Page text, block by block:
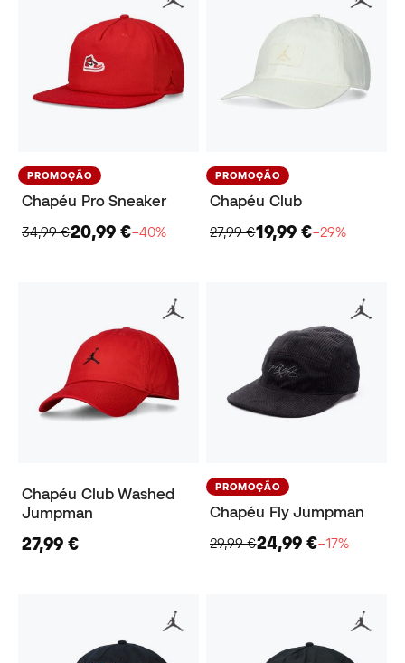
PROMOÇÃO
Chapéu Pro Sneaker
34,99 €20,99 €−40%
PROMOÇÃO
Chapéu Club
27,99 €19,99 €−29%
Chapéu Club Washed
Jumpman
27,99 €
PROMOÇÃO
Chapéu Fly Jumpman
29,99 €24,99 €−17%